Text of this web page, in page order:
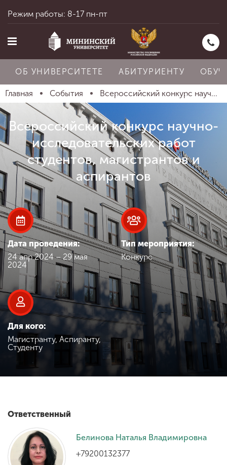
Главная
Об университете
Абитуриенту
Обучение
Наука
Международная
деятельность
Другие виды
деятельности
Сведения об
образовательной
организации
Режим работы: 8-17 пн-пт
ОБ УНИВЕРСИТЕТЕ АБИТУРИЕНТУ
Главная События Всероссийский конкурс науч...
Всероссийский конкурс научно-
исследовательских работ
студентов, магистрантов и
аспирантов
Дата проведения:
24 апр 2024 – 29 мая
2024
Тип мероприятия:
Конкурс
Для кого:
Магистранту, Аспиранту,
Студенту
Ответственный
Белинова Наталья Владимировна
+79200132377